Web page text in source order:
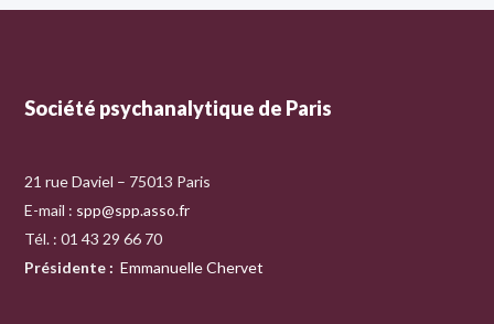
Société psychanalytique de Paris
21 rue Daviel – 75013 Paris
E-mail : spp@spp.asso.fr
Tél. : 01 43 29 66 70
Présidente : Emmanuelle Chervet